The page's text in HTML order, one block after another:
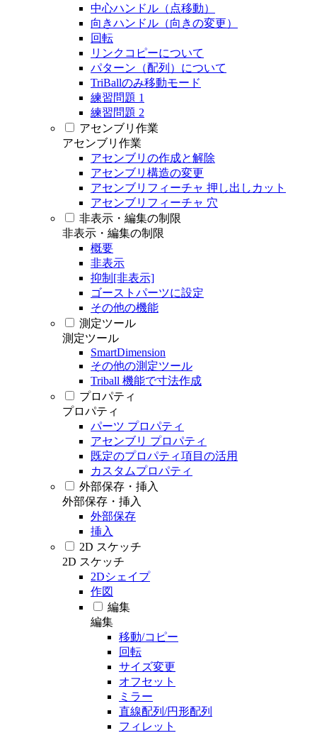
中心ハンドル（点移動）
向きハンドル（向きの変更）
回転
リンクコピーについて
パターン（配列）について
TriBallのみ移動モード
練習問題 1
練習問題 2
アセンブリ作業
アセンブリ作業
アセンブリの作成と解除
アセンブリ構造の変更
アセンブリフィーチャ 押し出しカット
アセンブリフィーチャ 穴
非表示・編集の制限
非表示・編集の制限
概要
非表示
抑制[非表示]
ゴーストパーツに設定
その他の機能
測定ツール
測定ツール
SmartDimension
その他の測定ツール
Triball 機能で寸法作成
プロパティ
プロパティ
パーツ プロパティ
アセンブリ プロパティ
既定のプロパティ項目の活用
カスタムプロパティ
外部保存・挿入
外部保存・挿入
外部保存
挿入
2D スケッチ
2D スケッチ
2Dシェイプ
作図
編集
編集
移動/コピー
回転
サイズ変更
オフセット
ミラー
直線配列/円形配列
フィレット